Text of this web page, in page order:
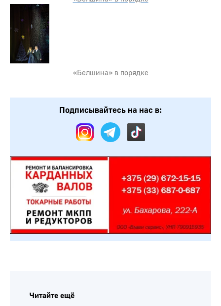
«Белшина» в порядке
Подписывайтесь на нас в:
Читайте ещё